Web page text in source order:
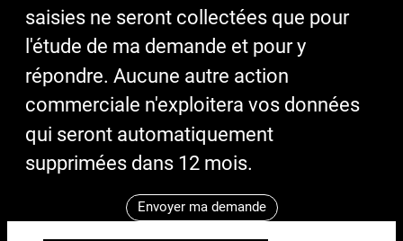
saisies ne seront collectées que pour
l'étude de ma demande et pour y
répondre. Aucune autre action
commerciale n'exploitera vos données
qui seront automatiquement
supprimées dans 12 mois.
Envoyer ma demande